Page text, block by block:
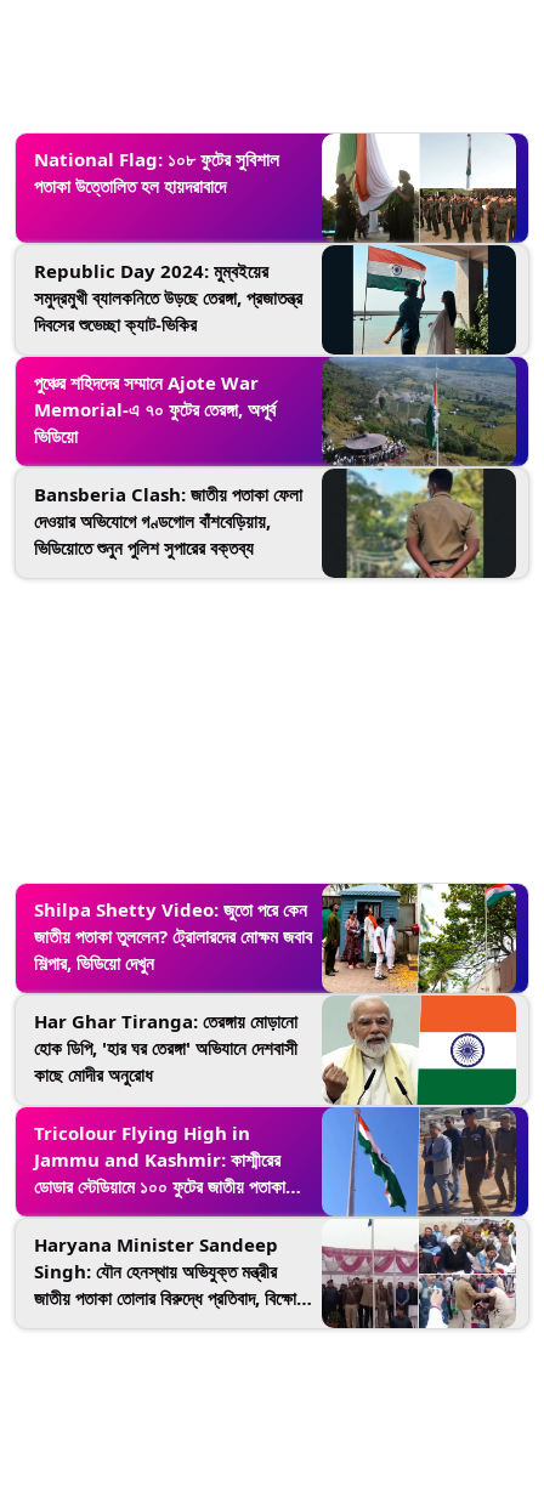
National Flag: ১০৮ ফুটের সুবিশাল
পতাকা উত্তোলিত হল হায়দরাবাদে
Republic Day 2024: মুম্বইয়ের
সমুদ্রমুখী ব্যালকনিতে উড়ছে তেরঙ্গা, প্রজাতন্ত্র
দিবসের শুভেচ্ছা ক্যাট-ভিকির
পুঞ্চের শহিদদের সম্মানে Ajote War
Memorial-এ ৭০ ফুটের তেরঙ্গা, অপূর্ব
ভিডিয়ো
Bansberia Clash: জাতীয় পতাকা ফেলা
দেওয়ার অভিযোগে গণ্ডগোল বাঁশবেড়িয়ায়,
ভিডিয়োতে শুনুন পুলিশ সুপারের বক্তব্য
Shilpa Shetty Video: জুতো পরে কেন
জাতীয় পতাকা তুললেন? ট্রোলারদের মোক্ষম জবাব
শিল্পার, ভিডিয়ো দেখুন
Har Ghar Tiranga: তেরঙ্গায় মোড়ানো
হোক ডিপি, 'হার ঘর তেরঙ্গা' অভিযানে দেশবাসী
কাছে মোদীর অনুরোধ
Tricolour Flying High in
Jammu and Kashmir: কাশ্মীরের
ডোডার স্টেডিয়ামে ১০০ ফুটের জাতীয় পতাকা
উত্তোলন সেনার, দেখুন ভিডিয়ো
Haryana Minister Sandeep
Singh: যৌন হেনস্থায় অভিযুক্ত মন্ত্রীর
জাতীয় পতাকা তোলার বিরুদ্ধে প্রতিবাদ, বিক্ষোভ